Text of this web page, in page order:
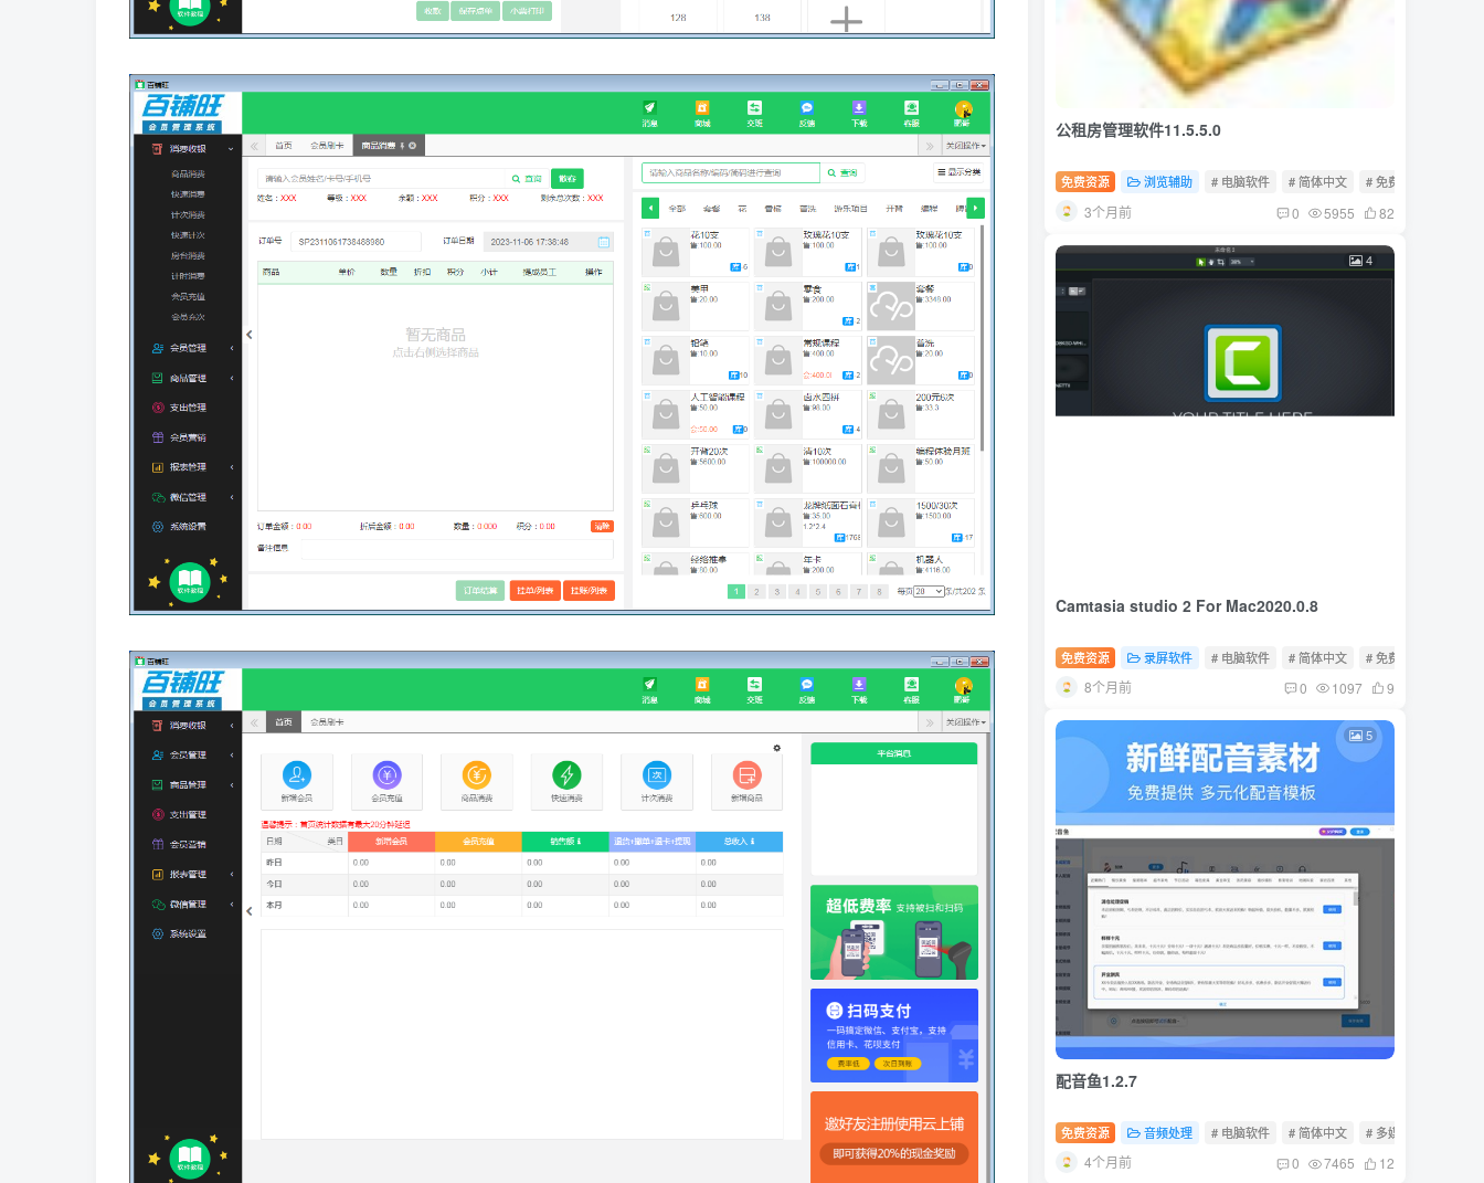
公租房管理软件11.5.5.0
免费资源 浏览辅助 # 电脑软件 # 简体中文 # 免费软件
3个月前 0 5955 82
4
Camtasia studio 2 For Mac2020.0.8
免费资源 录屏软件 # 电脑软件 # 简体中文 # 免费软件
8个月前 0 1097 9
5
配音鱼1.2.7
免费资源 音频处理 # 电脑软件 # 简体中文 # 多媒体
4个月前 0 7465 12